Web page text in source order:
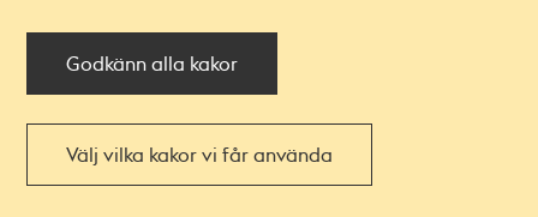
Godkänn alla kakor
Välj vilka kakor vi får använda